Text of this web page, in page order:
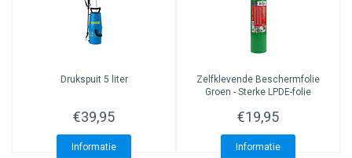
Drukspuit 5 liter
€39,95
Informatie
Zelfklevende Beschermfolie
Groen - Sterke LPDE-folie
€19,95
Informatie